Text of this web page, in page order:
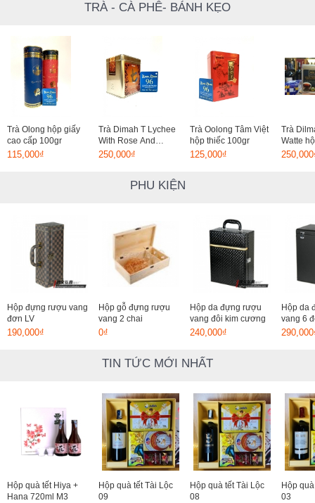
TRÀ - CÀ PHÊ- BÁNH KẸO
Trà Olong hộp giấy
cao cấp 100gr
115,000₫
Trà Dimah T Lychee
With Rose And
Almond hộp thiếc
250,000₫
Trà Oolong Tâm Việt
hộp thiếc 100gr
125,000₫
Trà
Watte
PHU KIỆN
Hộp đựng rượu vang
đơn LV
190,000₫
Hộp gỗ đựng rượu
vang 2 chai
0₫
Hộp da đựng rượu
vang đôi kim cương
240,000₫
Hộp da
vang 6
TIN TỨC MỚI NHẤT
Hộp quà tết Hiya +
Hana 720ml M3
Hộp quà tết Tài Lộc
09
Hộp quà tết Tài Lộc
08
Hộp
03